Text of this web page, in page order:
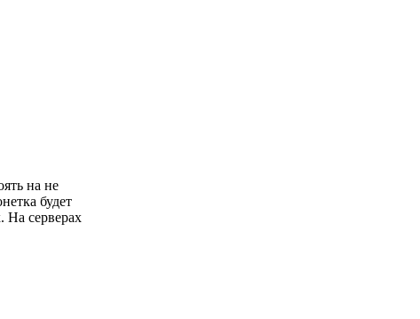
на не
будет
На серверах